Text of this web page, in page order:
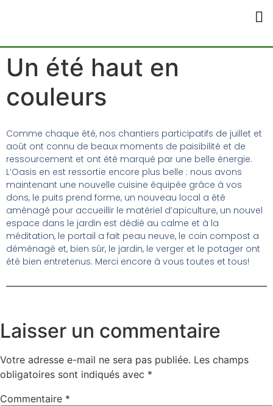
Un été haut en
couleurs
Comme chaque été, nos chantiers participatifs de juillet et
août ont connu de beaux moments de paisibilité et de
ressourcement et ont été marqué par une belle énergie.
L’Oasis en est ressortie encore plus belle : nous avons
maintenant une nouvelle cuisine équipée grâce à vos
dons, le puits prend forme, un nouveau local a été
aménagé pour accueillir le matériel d’apiculture, un nouvel
espace dans le jardin est dédié au calme et à la
méditation, le portail a fait peau neuve, le coin compost a
déménagé et, bien sûr, le jardin, le verger et le potager ont
été bien entretenus. Merci encore à vous toutes et tous!
Laisser un commentaire
Votre adresse e-mail ne sera pas publiée. Les champs
obligatoires sont indiqués avec *
Commentaire *